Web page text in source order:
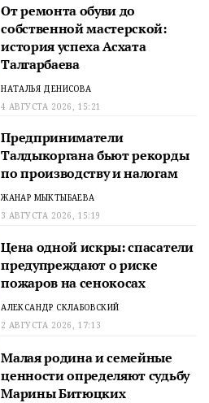
От ремонта обуви до
собственной мастерской:
история успеха Асхата
Талгарбаева
НАТАЛЬЯ ДЕНИСОВА
4 АВГУСТА 2026, 15:21
Предприниматели
Талдыкоргана бьют рекорды
по производству и налогам
ЖАНАР МЫКТЫБАЕВА
3 АВГУСТА 2026, 15:19
Цена одной искры: спасатели
предупреждают о риске
пожаров на сенокосах
АЛЕКСАНДР СКЛАБОВСКИЙ
2 АВГУСТА 2026, 17:13
Малая родина и семейные
ценности определяют судьбу
Марины Битюцких